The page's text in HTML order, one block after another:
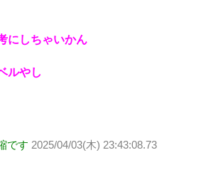
にしちゃいかん
ルやし
です 2025/04/03(木) 23:43:08.73